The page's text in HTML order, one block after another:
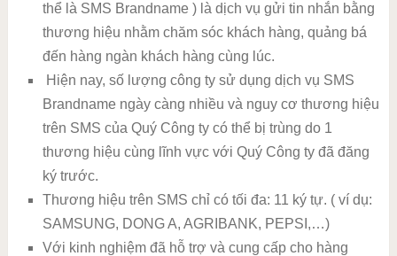
thể là SMS Brandname ) là dịch vụ gửi tin nhắn bằng
thương hiệu nhằm chăm sóc khách hàng, quảng bá
đến hàng ngàn khách hàng cùng lúc.
Hiện nay, số lượng công ty sử dụng dịch vụ SMS
Brandname ngày càng nhiều và nguy cơ thương hiệu
trên SMS của Quý Công ty có thể bị trùng do 1
thương hiệu cùng lĩnh vực với Quý Công ty đã đăng
ký trước.
Thương hiệu trên SMS chỉ có tối đa: 11 ký tự. ( ví dụ:
SAMSUNG, DONG A, AGRIBANK, PEPSI,…)
Với kinh nghiệm đã hỗ trợ và cung cấp cho hàng